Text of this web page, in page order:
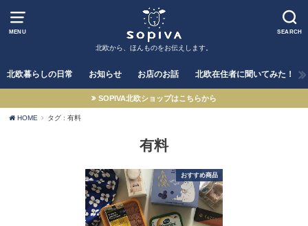
MENU SEARCH
北欧から、ほんものをお伝えします。
北欧暮らしの日常 お知らせ お店のお話 北欧在住者に聞いてみた！
SOPIVA北欧ショップはこちらから
HOME タグ : 有料
有料
おすすめ商品